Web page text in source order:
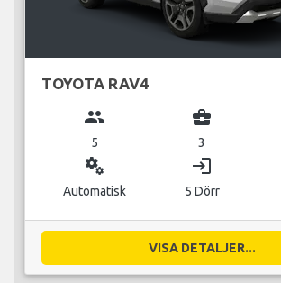
TOYOTA RAV4
group
5
business_center
3
miscellaneous_services
Automatisk
login
5 Dörr
VISA DETALJER...